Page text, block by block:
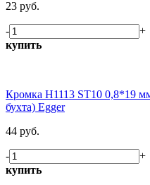
23 руб.
-
+
купить
Кромка H1113 ST10 0,8*19
бухта) Egger
44 руб.
-
+
купить